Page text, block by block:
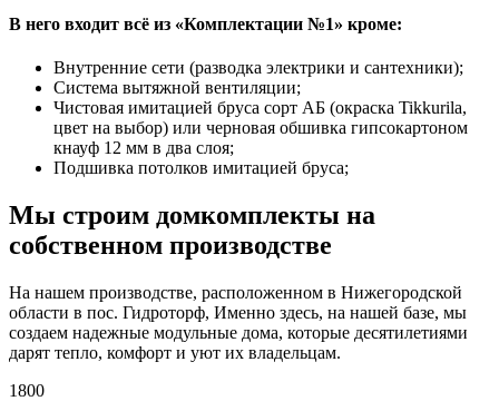
В него входит всё из «Комплектации №1» кроме:
Внутренние сети (разводка электрики и сантехники);
Система вытяжной вентиляции;
Чистовая имитацией бруса сорт АБ (окраска Tikkurila,
цвет на выбор) или черновая обшивка гипсокартоном
кнауф 12 мм в два слоя;
Подшивка потолков имитацией бруса;
Мы строим домкомплекты на
собственном производстве
На нашем производстве, расположенном в Нижегородской
области в пос. Гидроторф, Именно здесь, на нашей базе, мы
создаем надежные модульные дома, которые десятилетиями
дарят тепло, комфорт и уют их владельцам.
1800